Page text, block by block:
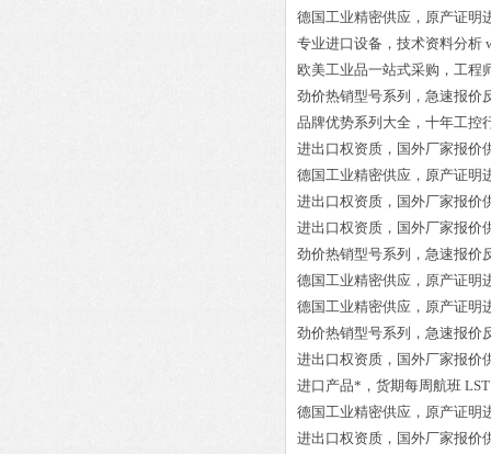
德国工业精密供应，原产证明
专业进口设备，技术资料分析
欧美工业品一站式采购，工程
劲价热销型号系列，急速报价
品牌优势系列大全，十年工控
进出口权资质，国外厂家报价
德国工业精密供应，原产证明
进出口权资质，国外厂家报价
进出口权资质，国外厂家报价
劲价热销型号系列，急速报价
德国工业精密供应，原产证明
德国工业精密供应，原产证明
劲价热销型号系列，急速报价
进出口权资质，国外厂家报价
进口产品*，货期每周航班
德国工业精密供应，原产证明
进出口权资质，国外厂家报价